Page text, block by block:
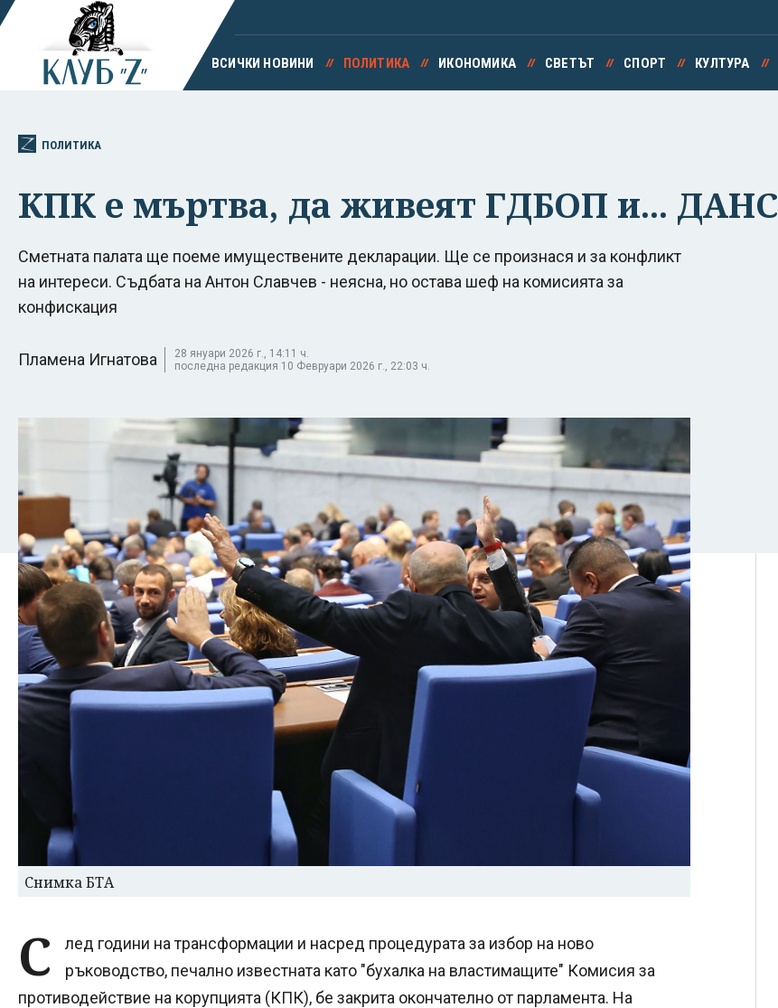
ВСИЧКИ НОВИНИ ПОЛИТИКА ИКОНОМИКА СВЕТЪТ СПОРТ КУЛТУРА
ПОЛИТИКА
КПК е мъртва, да живеят ГДБОП и... ДАНС
Сметната палата ще поеме имуществените декларации. Ще се произнася и за конфликт
на интереси. Съдбата на Антон Славчев - неясна, но остава шеф на комисията за
конфискация
Пламена Игнатова
28 януари 2026 г., 14:11 ч.
последна редакция 10 Февруари 2026 г., 22:03 ч.
Снимка БТА
С
лед години на трансформации и насред процедурата за избор на ново
ръководство, печално известната като "бухалка на властимащите" Комисия за
противодействие на корупцията (КПК), бе закрита окончателно от парламента. На